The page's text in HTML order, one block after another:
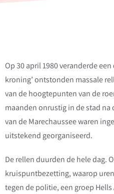
Op 30 april 1980 veranderde
kroning’ ontstonden massale
van de hoogtepunten van de
maanden onrustig in de stad
van de Marechaussee waren
uitstekend georganiseerd.
De rellen duurden de hele dag.
kruispuntbezetting, waarop
tegen de politie, een groep